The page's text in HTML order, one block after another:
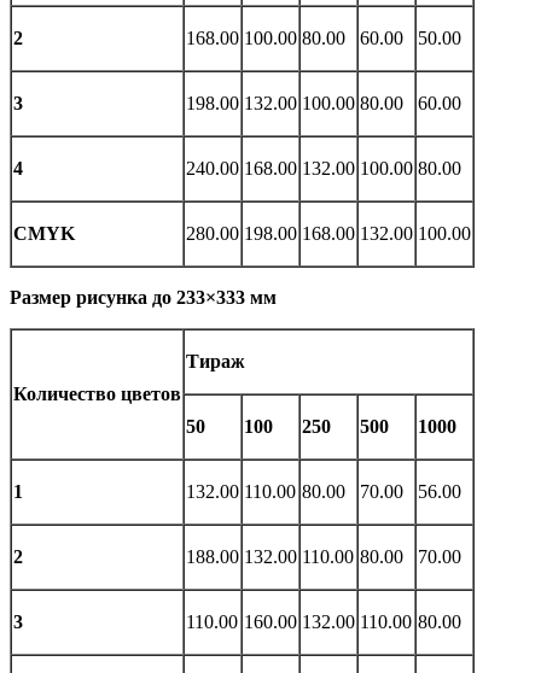
2 168.00 100.00 80.00 60.00 50.00
3 198.00 132.00 100.00 80.00 60.00
4 240.00 168.00 132.00 100.00 80.00
CMYK 280.00 198.00 168.00 132.00 100.00
Размер рисунка до 233×333 мм
Количество цветов
Тираж
50 100 250 500 1000
1 132.00 110.00 80.00 70.00 56.00
2 188.00 132.00 110.00 80.00 70.00
3 110.00 160.00 132.00 110.00 80.00